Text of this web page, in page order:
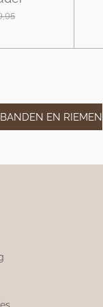
EN RIEMEN